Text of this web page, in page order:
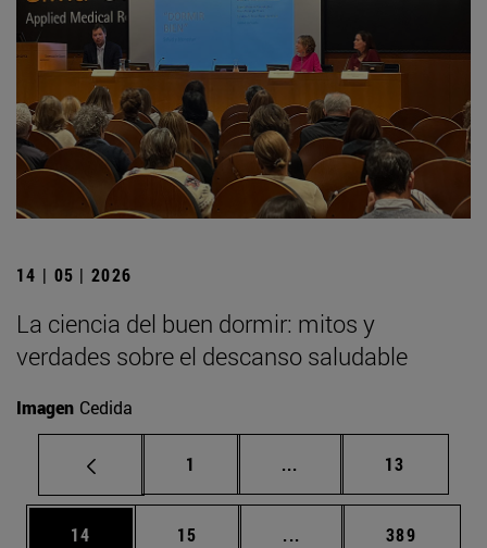
14 | 05 | 2026
La ciencia del buen dormir: mitos y
verdades sobre el descanso saludable
Imagen Cedida
Página
1 ... Páginas intermedias
Página
13
Página
14 Página
15 ... Páginas intermedias
Página
389